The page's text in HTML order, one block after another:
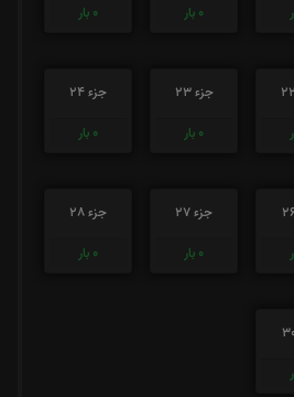
0 بار
0 بار
جزء 23
0 بار
جزء 24
0 بار
جزء 27
0 بار
جزء 28
0 بار